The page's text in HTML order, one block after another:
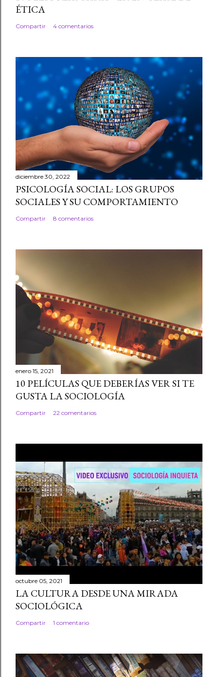
ÉTICA
Compartir 4 comentarios
diciembre 30, 2022
PSICOLOGÍA SOCIAL: LOS GRUPOS
SOCIALES Y SU COMPORTAMIENTO
Compartir 8 comentarios
enero 15, 2021
10 PELÍCULAS QUE DEBERÍAS VER SI TE
GUSTA LA SOCIOLOGÍA
Compartir 22 comentarios
octubre 05, 2021
LA CULTURA DESDE UNA MIRADA
SOCIOLÓGICA
Compartir 1 comentario